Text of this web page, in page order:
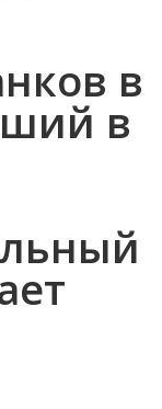
в
в